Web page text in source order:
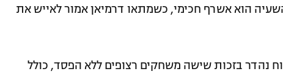
הוא אשרף חכימי, כשמתאו דרמיאן אמור לאייש את
נהדר בזכות שישה משחקים רצופים ללא הפסד, כולל